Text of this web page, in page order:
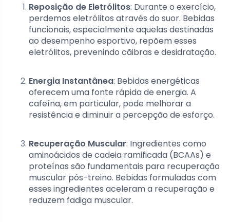
Reposição de Eletrólitos: Durante o exercício,
perdemos eletrólitos através do suor. Bebidas
funcionais, especialmente aquelas destinadas
ao desempenho esportivo, repõem esses
eletrólitos, prevenindo cãibras e desidratação.
Energia Instantânea: Bebidas energéticas
oferecem uma fonte rápida de energia. A
cafeína, em particular, pode melhorar a
resistência e diminuir a percepção de esforço.
Recuperação Muscular: Ingredientes como
aminoácidos de cadeia ramificada (BCAAs) e
proteínas são fundamentais para recuperação
muscular pós-treino. Bebidas formuladas com
esses ingredientes aceleram a recuperação e
reduzem fadiga muscular.